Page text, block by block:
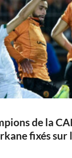
de la
fixés sur